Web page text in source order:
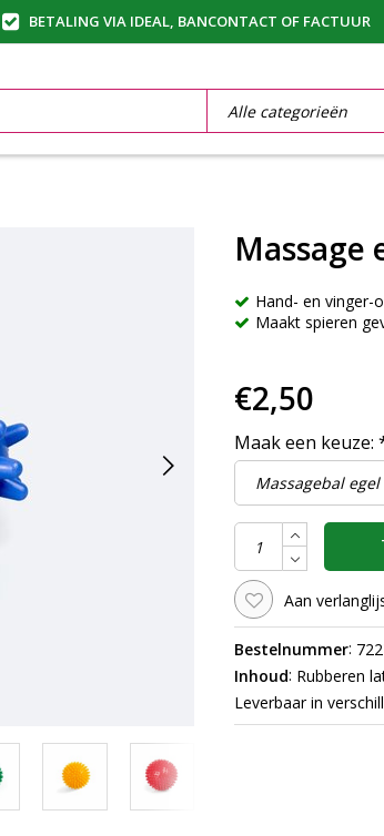
BETALING VIA IDEAL, BANCONTACT OF FACTUUR
Massage
Hand- en vinger-
Maakt spieren
€2,50
Maak een keuze:
Aan
Bestelnummer:
Inhoud: Rubberen
Leverbaar in